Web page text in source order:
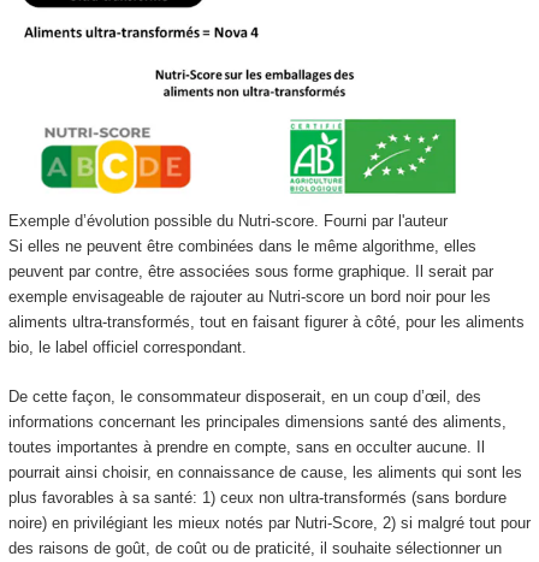
Exemple d’évolution possible du Nutri-score. Fourni par l'auteur
Si elles ne peuvent être combinées dans le même algorithme, elles
peuvent par contre, être associées sous forme graphique. Il serait par
exemple envisageable de rajouter au Nutri-score un bord noir pour les
aliments ultra-transformés, tout en faisant figurer à côté, pour les aliments
bio, le label officiel correspondant.
De cette façon, le consommateur disposerait, en un coup d’œil, des
informations concernant les principales dimensions santé des aliments,
toutes importantes à prendre en compte, sans en occulter aucune. Il
pourrait ainsi choisir, en connaissance de cause, les aliments qui sont les
plus favorables à sa santé: 1) ceux non ultra-transformés (sans bordure
noire) en privilégiant les mieux notés par Nutri-Score, 2) si malgré tout pour
des raisons de goût, de coût ou de praticité, il souhaite sélectionner un